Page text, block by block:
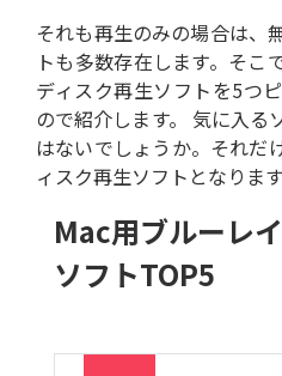
それも再生のみの場合は、
トも多数存在します。そこ
ディスク再生ソフトを5つ
ので紹介します。 気に入る
はないでしょうか。それだ
ィスク再生ソフトとなります
Mac用ブルーレ
ソフトTOP5